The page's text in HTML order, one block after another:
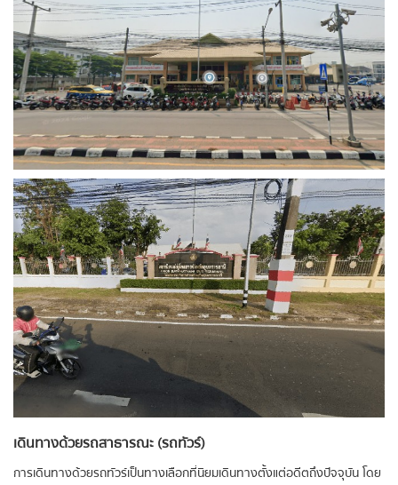
เดินทางด้วยรถสาธารณะ (รถทัวร์)
การเดินทางด้วยรถทัวร์เป็นทางเลือกที่นิยมเดินทางตั้งแต่อดีตถึงปัจจุบัน โดย